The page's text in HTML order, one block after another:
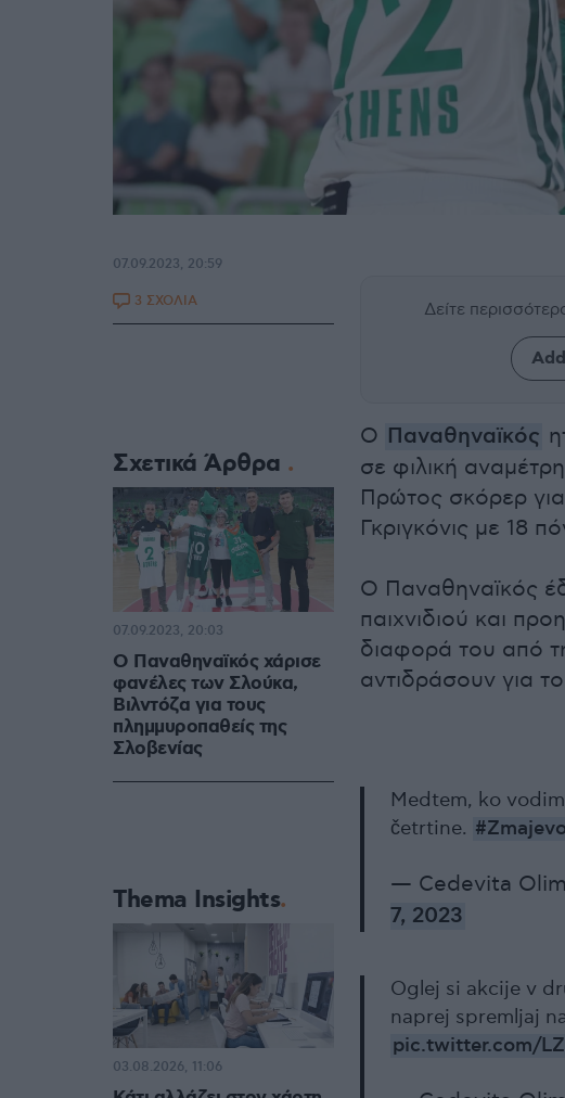
Δείτε
Ο Παναθηναϊκός
σε φιλική
Πρώτος σκόρερ
Γκριγκόνις με 18
Ο Παναθηναϊκός
παιχνιδιού και
διαφορά του από
αντιδράσουν για το
Medtem, ko
četrtine.
— Cedevita
7, 2023
Oglej si akcije v
naprej spremljaj
pic.twitter.com/
07.09.2023, 20:59
3 ΣΧΟΛΙΑ
Σχετικά Άρθρα
Ο Παναθηναϊκός χάρισε
φανέλες των Σλούκα,
Βιλντόζα για τους
πλημμυροπαθείς της
Σλοβενίας
07.09.2023, 20:03
Thema Insights
03.08.2026, 11:06